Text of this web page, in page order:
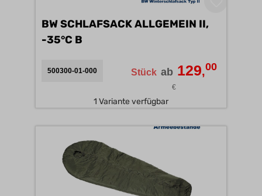
BW SCHLAFSACK ALLGEMEIN II,
-35°C B
500300-01-000 Stück ab 129,00
€
1 Variante verfügbar